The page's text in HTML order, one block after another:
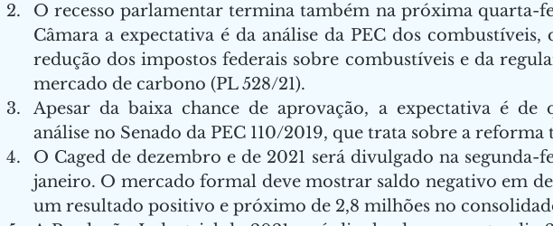
O recesso parlamentar termina também na próxima quarta-
Câmara a expectativa é da análise da PEC dos combustíveis,
redução dos impostos federais sobre combustíveis e da
mercado de carbono (PL 528/21).
Apesar da baixa chance de aprovação, a expectativa é de
análise no Senado da PEC 110/2019, que trata sobre a
O Caged de dezembro e de 2021 será divulgado na segunda-
janeiro. O mercado formal deve mostrar saldo negativo em
um resultado positivo e próximo de 2,8 milhões no